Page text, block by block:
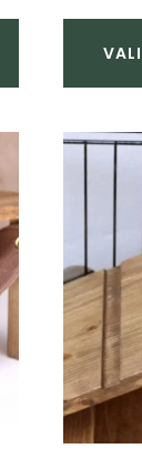
tehdä
valinnat
tuotteen
sivulla.